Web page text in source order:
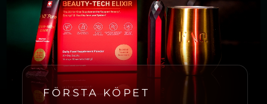
FÖRSTA KÖPET